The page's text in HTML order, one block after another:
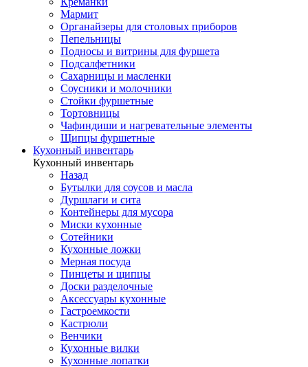
Мармит
Органайзеры для столовых приборов
Пепельницы
Подносы и витрины для фуршета
Подсалфетники
Сахарницы и масленки
Соусники и молочники
Стойки фуршетные
Тортовницы
Чафиндиши и нагревательные элементы
Щипцы фуршетные
Кухонный инвентарь
Кухонный инвентарь
Назад
Бутылки для соусов и масла
Дуршлаги и сита
Контейнеры для мусора
Миски кухонные
Сотейники
Кухонные ложки
Мерная посуда
Пинцеты и щипцы
Доски разделочные
Аксессуары кухонные
Гастроемкости
Кастрюли
Венчики
Кухонные вилки
Кухонные лопатки